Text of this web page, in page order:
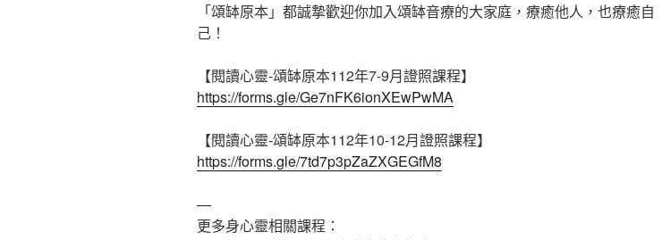
「頌缽原本」都誠摯歡迎你加入頌缽音療的大家庭，療癒他人，也療癒自
己！
【閱讀心靈-頌缽原本112年7-9月證照課程】
https://forms.gle/Ge7nFK6ionXEwPwMA
【閱讀心靈-頌缽原本112年10-12月證照課程】
https://forms.gle/7td7p3pZaZXGEGfM8
—
更多身心靈相關課程：